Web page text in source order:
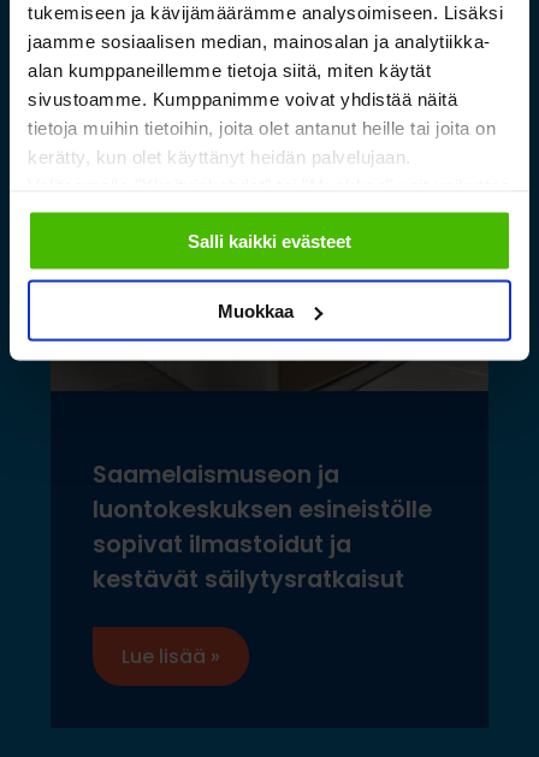
tukemiseen ja kävijämäärämme analysoimiseen. Lisäksi
jaamme sosiaalisen median, mainosalan ja analytiikka-
alan kumppaneillemme tietoja siitä, miten käytät
sivustoamme. Kumppanimme voivat yhdistää näitä
tietoja muihin tietoihin, joita olet antanut heille tai joita on
kerätty, kun olet käyttänyt heidän palvelujaan.
sallimiisi evästeisiin.
Salli kaikki evästeet
Muokkaa
Lue lisää »
Saamelaismuseon ja
luontokeskuksen esineistölle
sopivat ilmastoidut ja
kestävät säilytysratkaisut
Lue lisää »